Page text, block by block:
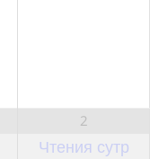
2
Чтения сутр